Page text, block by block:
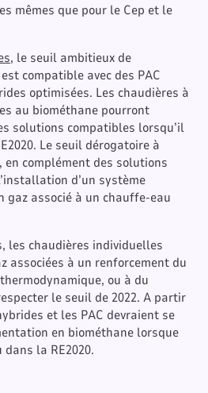
mêmes que pour le Cep et le
, le seuil ambitieux de
compatible avec des PAC
optimisées. Les chaudières à
au biométhane pourront
solutions compatibles lorsqu’il
Le seuil dérogatoire à
en complément des solutions
d’un système
gaz associé à un chauffe-eau
les chaudières individuelles
associées à un renforcement du
ou à du
le seuil de 2022. A partir
et les PAC devraient se
en biométhane lorsque
la RE2020.